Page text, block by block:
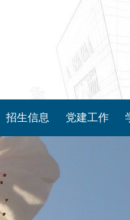
招生信息 党建工作